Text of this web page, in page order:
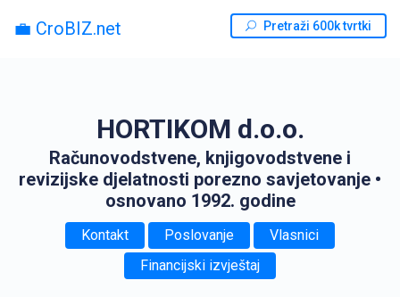
💼 CroBIZ.net Pretraži 600k tvrtki
HORTIKOM d.o.o.
Računovodstvene, knjigovodstvene i
revizijske djelatnosti porezno savjetovanje •
osnovano 1992. godine
Kontakt Poslovanje
Vlasnici
Financijski izvještaj